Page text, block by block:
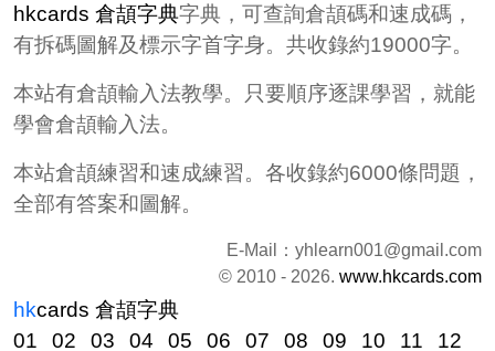
hkcards 倉頡字典字典，可查詢倉頡碼和速成碼，
有拆碼圖解及標示字首字身。共收錄約19000字。
本站有倉頡輸入法教學。只要順序逐課學習，就能
學會倉頡輸入法。
本站倉頡練習和速成練習。各收錄約6000條問題，
全部有答案和圖解。
E-Mail： yhlearn001@gmail.com
© 2010 - 2026. www.hkcards.com
hkcards 倉頡字典
01
02 03 04 05 06 07 08 09 10 11
12